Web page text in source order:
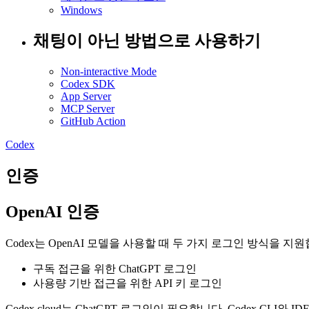
Windows
채팅이 아닌 방법으로 사용하기
Non-interactive Mode
Codex SDK
App Server
MCP Server
GitHub Action
Codex
인증
OpenAI 인증
Codex는 OpenAI 모델을 사용할 때 두 가지 로그인 방식을 지원
구독 접근을 위한 ChatGPT 로그인
사용량 기반 접근을 위한 API 키 로그인